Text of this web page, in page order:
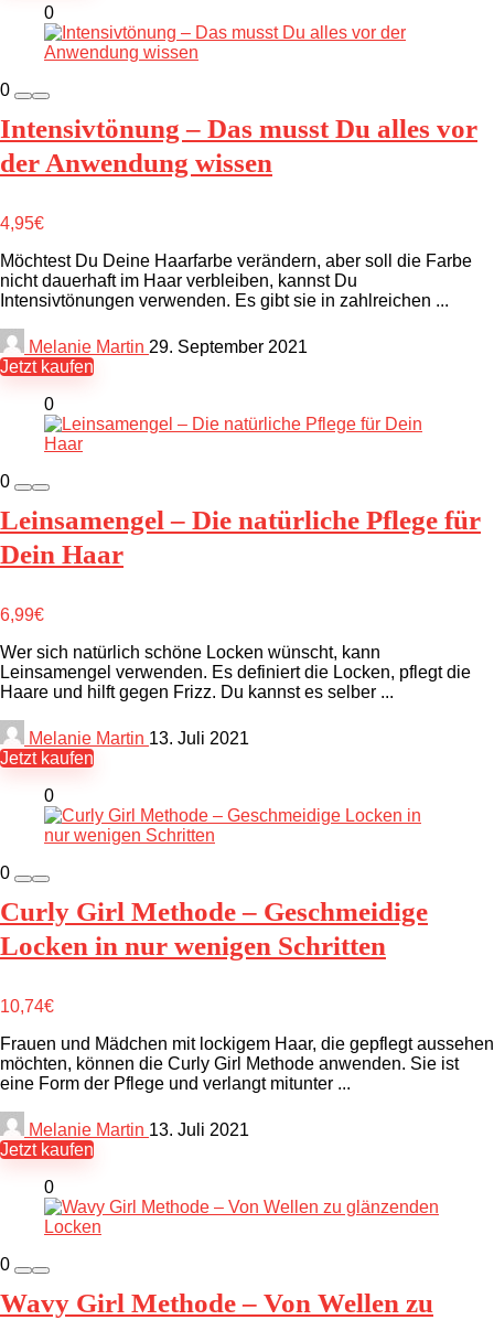
0
0
Intensivtönung – Das musst Du alles vor
der Anwendung wissen
4,95€
Möchtest Du Deine Haarfarbe verändern, aber soll die Farbe
nicht dauerhaft im Haar verbleiben, kannst Du
Intensivtönungen verwenden. Es gibt sie in zahlreichen ...
Melanie Martin 29. September 2021
Jetzt kaufen
0
0
Leinsamengel – Die natürliche Pflege für
Dein Haar
6,99€
Wer sich natürlich schöne Locken wünscht, kann
Leinsamengel verwenden. Es definiert die Locken, pflegt die
Haare und hilft gegen Frizz. Du kannst es selber ...
Melanie Martin 13. Juli 2021
Jetzt kaufen
0
0
Curly Girl Methode – Geschmeidige
Locken in nur wenigen Schritten
10,74€
Frauen und Mädchen mit lockigem Haar, die gepflegt aussehen
möchten, können die Curly Girl Methode anwenden. Sie ist
eine Form der Pflege und verlangt mitunter ...
Melanie Martin 13. Juli 2021
Jetzt kaufen
0
0
Wavy Girl Methode – Von Wellen zu